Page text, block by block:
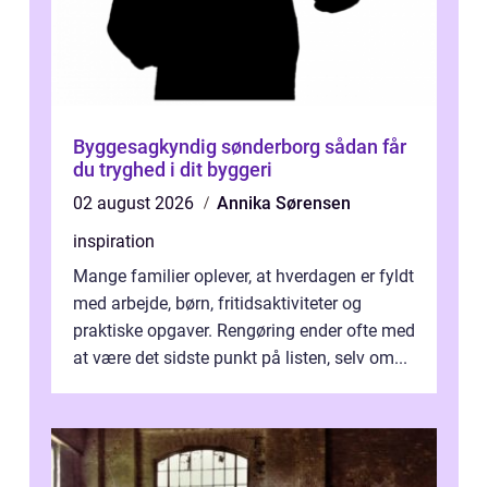
Byggesagkyndig sønderborg sådan får
du tryghed i dit byggeri
02 august 2026
Annika Sørensen
inspiration
Mange familier oplever, at hverdagen er fyldt
med arbejde, børn, fritidsaktiviteter og
praktiske opgaver. Rengøring ender ofte med
at være det sidste punkt på listen, selv om...